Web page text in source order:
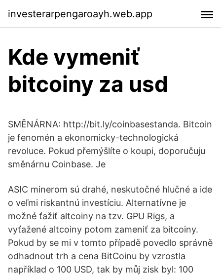
investerarpengaroayh.web.app
Kde vymeniť
bitcoiny za usd
SMĚNÁRNA: http://bit.ly/coinbasestanda. Bitcoin
je fenomén a ekonomicky-technologická
revoluce. Pokud přemýšlíte o koupi, doporučuju
směnárnu Coinbase. Je
ASIC minerom sú drahé, neskutočné hlučné a ide
o veľmi riskantnú investíciu. Alternatívne je
možné ťažiť altcoiny na tzv. GPU Rigs, a
vyťažené altcoiny potom zameniť za bitcoiny.
Pokud by se mi v tomto případě povedlo správně
odhadnout trh a cena BitCoinu by vzrostla
například o 100 USD, tak by můj zisk byl: 100